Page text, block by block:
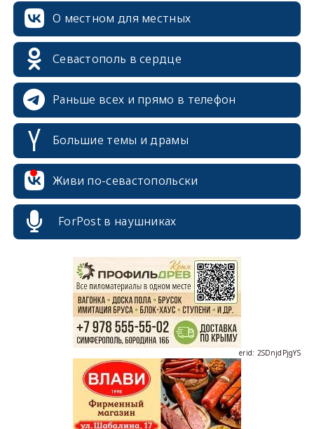
О местном для местных
Севастополь в сердце
Раньше всех и прямо в телефон
Большие темы и драмы
Живи по-севастопольски
ForPost в наушниках
erid: 2SDnjdvhGXG